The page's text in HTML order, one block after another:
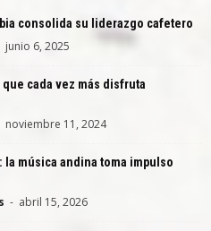
consolida su liderazgo cafetero
junio 6, 2025
cada vez más disfruta
noviembre 11, 2024
música andina toma impulso
- abril 15, 2026